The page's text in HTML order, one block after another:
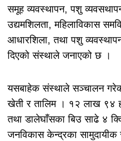
समूह व्यवस्थापन, पशु
उद्यमशिलता, महिलाविकास
आधारशिला, तथा पशु
दिएको संस्थाले जनाएको छ ।
यसबाहेक संस्थाले सञ्चालन
खेती र तालिम । १२ लाख ९४
तथा डालेघाँसका बिउ साढे ४
जनविकास केन्द्रका